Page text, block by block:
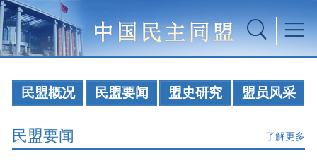
民盟概况 民盟要闻 盟史研究 盟员风采
民盟要闻 了解更多